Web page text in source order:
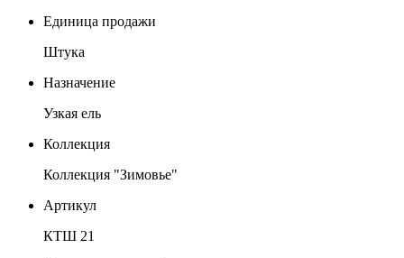
Единица продажи
Штука
Назначение
Узкая ель
Коллекция
Коллекция "Зимовье"
Артикул
КТШ 21